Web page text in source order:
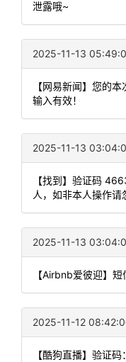
泄露哦~
2025-11-13
【网易新闻】您的
输入有效！
2025-11-13
【找到】验证码
人，如非本人操作请
2025-11-13
【Airbnb爱彼迎】
2025-11-12
【酷狗直播】验证